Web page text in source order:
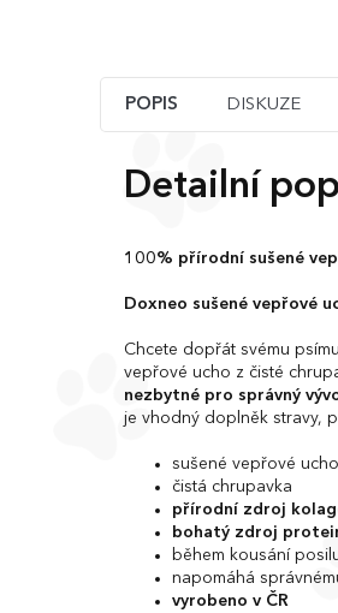
POPIS DISKUZE
Detailní
100% přírodní sušené
Doxneo sušené vepřové
Chcete dopřát svému
vepřové ucho z čisté
nezbytné pro správný
je vhodný doplněk stravy,
sušené vepřové ucho
čistá chrupavka
přírodní zdroj
bohatý zdroj
během kousání
napomáhá
vyrobeno v ČR